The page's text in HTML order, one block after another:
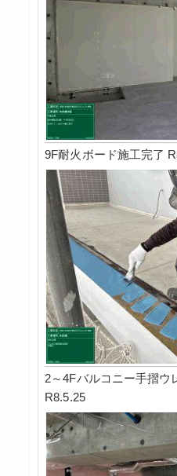
9F耐火ボード施工完了
2～4Fバルコニー手摺ウ
R8.5.25